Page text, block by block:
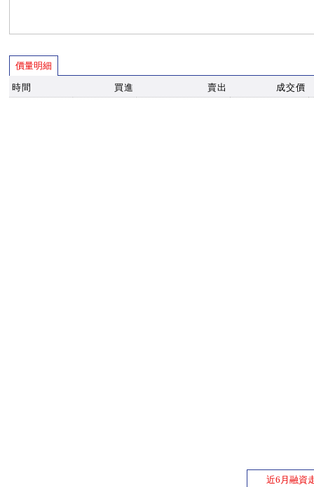
價量明細
時間 買進 賣出 成交價
近6月融資